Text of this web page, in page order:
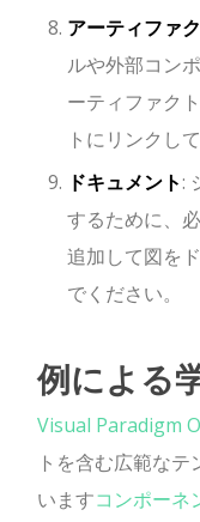
アーティファ
ルや外部コン
ーティファク
トにリンクし
ドキュメント:
するために、
追加して図を
でください。
例による
Visual Paradigm
トを含む広範な
いますコンポーネ